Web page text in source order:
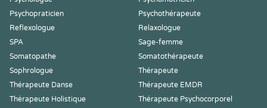
Psychopraticien
Psychothérapeute
Reflexologue
Relaxologue
SPA
Sage-femme
Somatopathe
Somatothérapeute
Sophrologue
Thérapeute
Thérapeute Danse
Thérapeute EMDR
Thérapeute Holistique
Thérapeute Psychocorporel